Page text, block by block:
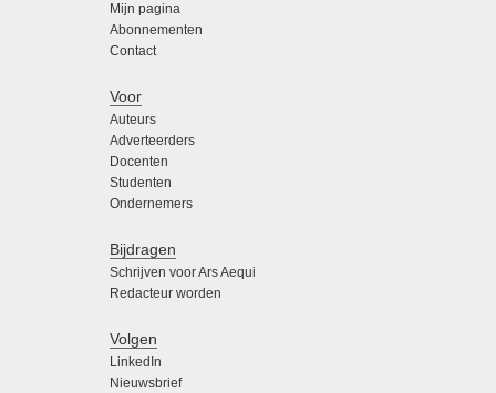
Mijn pagina
Abonnementen
Contact
Voor
Auteurs
Adverteerders
Docenten
Studenten
Ondernemers
Bijdragen
Schrijven voor Ars Aequi
Redacteur worden
Volgen
LinkedIn
Nieuwsbrief